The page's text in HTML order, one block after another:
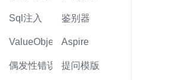
Sql注入 鉴别器
ValueObject值对象
Aspire
偶发性错误 提问模版